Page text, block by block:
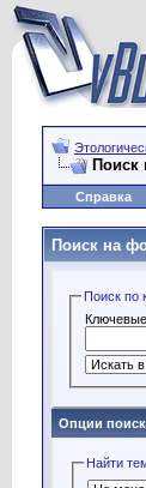
Поиск
Справка
Поиск на
Поиск по
Опции
Найти